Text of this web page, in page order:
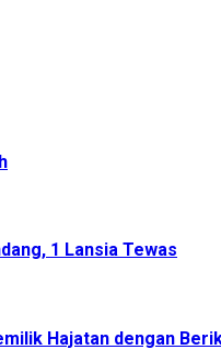
1 Lansia Tewas
Hajatan dengan